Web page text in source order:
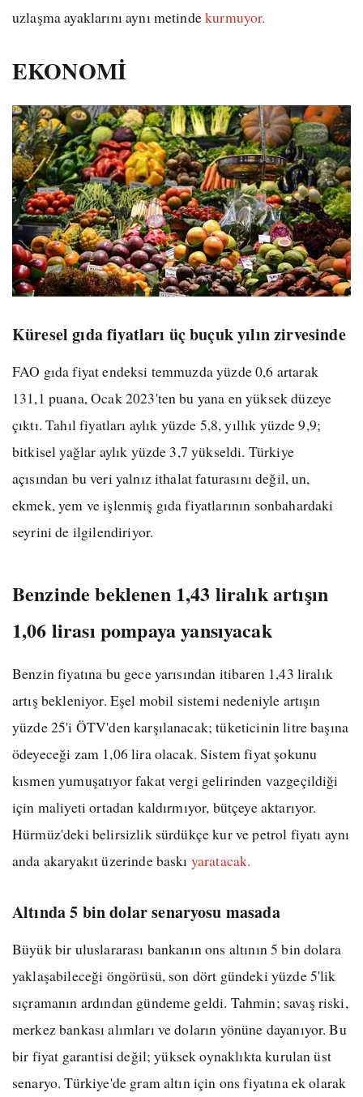
uzlaşma ayaklarını aynı metindekurmuyor.
EKONOMİ
Küresel gıda fiyatları üç buçuk yılın zirvesinde
FAO gıda fiyat endeksi temmuzda yüzde 0,6 artarak
131,1 puana, Ocak 2023'ten bu yana en yüksek düzeye
çıktı. Tahıl fiyatları aylık yüzde 5,8, yıllık yüzde 9,9;
bitkisel yağlar aylık yüzde 3,7 yükseldi. Türkiye
açısından bu veri yalnız ithalat faturasını değil, un,
ekmek, yem ve işlenmiş gıda fiyatlarının sonbahardaki
seyrini de ilgilendiriyor.
Benzinde beklenen 1,43 liralık artışın
1,06 lirası pompaya yansıyacak
Benzin fiyatına bu gece yarısından itibaren 1,43 liralık
artış bekleniyor. Eşel mobil sistemi nedeniyle artışın
yüzde 25'i ÖTV'den karşılanacak; tüketicinin litre başına
ödeyeceği zam 1,06 lira olacak. Sistem fiyat şokunu
kısmen yumuşatıyor fakat vergi gelirinden vazgeçildiği
için maliyeti ortadan kaldırmıyor, bütçeye aktarıyor.
Hürmüz'deki belirsizlik sürdükçe kur ve petrol fiyatı aynı
anda akaryakıt üzerinde baskı yaratacak.
Altında 5 bin dolar senaryosu masada
Büyük bir uluslararası bankanın ons altının 5 bin dolara
yaklaşabileceği öngörüsü, son dört gündeki yüzde 5'lik
sıçramanın ardından gündeme geldi. Tahmin; savaş riski,
merkez bankası alımları ve doların yönüne dayanıyor. Bu
bir fiyat garantisi değil; yüksek oynaklıkta kurulan üst
senaryo. Türkiye'de gram altın için ons fiyatına ek olarak